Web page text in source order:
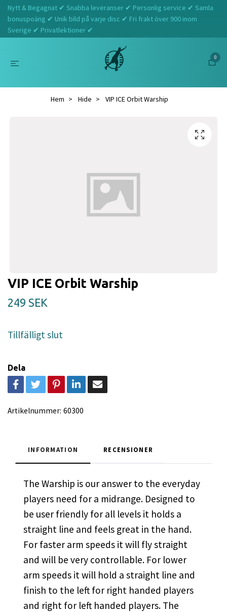
Nytt & Begagnat ✔ Snabba leveranser ✔ Personlig service ✔ Samla
bonuspoäng ✔ Unik bild på varje disc ✔ Fri frakt över 900 inom
Sverige ✔ Privatlektioner ✔
0
Hem Hide VIP ICE Orbit Warship
VIP ICE Orbit Warship
249 SEK
Tillfälligt slut
Dela
Artikelnummer: 60300
INFORMATION RECENSIONER
The Warship is our answer to the everyday
players need for a midrange. Designed to
be user friendly for all levels it holds a
straight line and feels great in the hand.
For faster arm speeds it will fly straight
and will be very controllable. For lower
arm speeds it will hold a straight line and
finish to the left for right handed players
and right for left handed players. The